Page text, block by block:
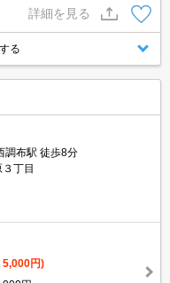
詳細を見る
る
調布駅 徒歩8分
丁目
5,000円)